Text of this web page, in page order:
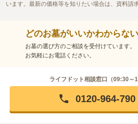
います。最新の価格等を知りたい場合は、資料請
どのお墓がいいかわからな
お墓の選び方のご相談を受付けています。
お気軽にお電話ください。
ライフドット相談窓口（09:30～
0120-964-790